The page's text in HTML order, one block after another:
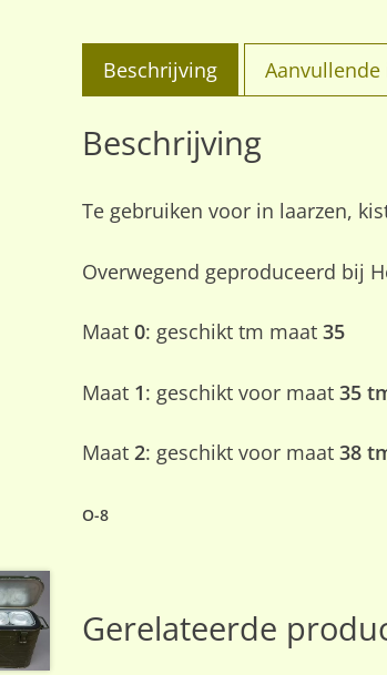
Beschrijving
Beschrijving
Te gebruiken voor in laarzen,
Overwegend geproduceerd bij
Maat 0: geschikt tm maat 35
Maat 1: geschikt voor maat 35
Maat2: geschikt voor maat 38
O-8
Gerelateerde